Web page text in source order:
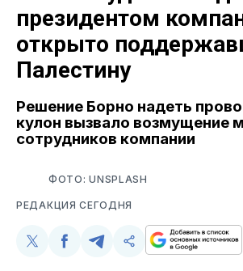
президентом
открыто
Палестину
Решение Борно надеть
кулон вызвало возмущение
сотрудников компании
ФОТО: UNSPLASH
РЕДАКЦИЯ СЕГОДНЯ
Поделиться
Поделиться
Поделиться
Скопируйте